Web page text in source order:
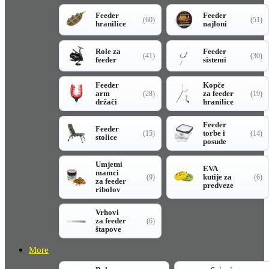
Feeder
hranilice
(60)
Feeder
najloni
(51)
Role za
feeder
(41)
Feeder
sistemi
(30)
Feeder
arm
držači
(28)
Kopče
za feeder
hranilice
(19)
Feeder
stolice
(15)
Feeder
torbe i
posude
(14)
Umjetni
mamci
za feeder
ribolov
(9)
EVA
kutije za
predveze
(6)
Vrhovi
za feeder
štapove
(6)
More